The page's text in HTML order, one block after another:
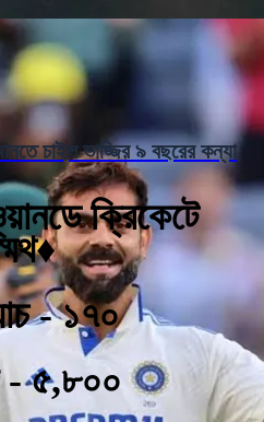
চাইল ভাজ্জির ৯ বছরের কন্যা
ক্রিকেটে
- ১৭০
৫,৮০০